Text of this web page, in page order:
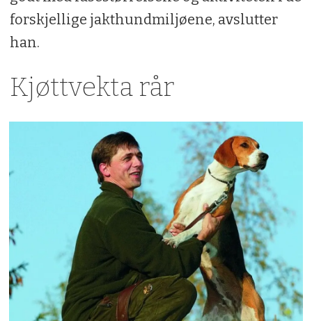
forskjellige jakthundmiljøene, avslutter
han.
Kjøttvekta rår